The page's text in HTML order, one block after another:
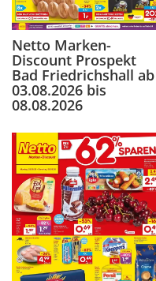
Netto Marken-
Discount Prospekt
Bad Friedrichshall ab
03.08.2026 bis
08.08.2026